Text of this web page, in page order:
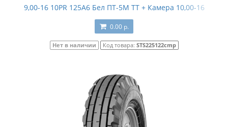
9,00-16 10PR 125A6 Бел ПТ-5М TT + Камера 10,00-16
0.00 р.
Нет в наличии Код товара: STS225122cmp